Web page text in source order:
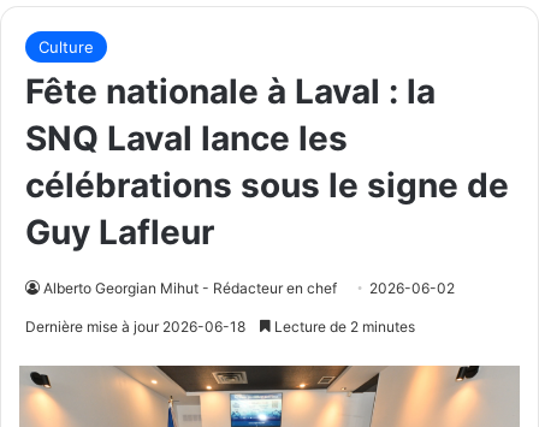
Culture
Fête nationale à Laval : la
SNQ Laval lance les
célébrations sous le signe de
Guy Lafleur
Alberto Georgian Mihut - Rédacteur en chef 2026-06-02
Dernière mise à jour 2026-06-18 Lecture de 2 minutes